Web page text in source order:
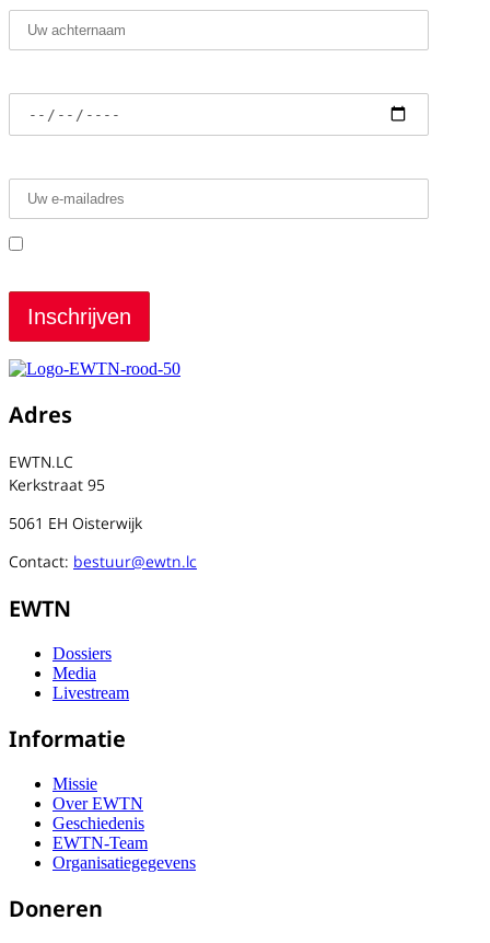
Adres
EWTN.LC
Kerkstraat 95
5061 EH Oisterwijk
Contact: bestuur@ewtn.lc
EWTN
Dossiers
Media
Livestream
Informatie
Missie
Over EWTN
Geschiedenis
EWTN-Team
Organisatiegegevens
Doneren